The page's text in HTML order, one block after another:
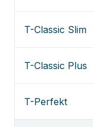
T-Classic Slim
T-Classic Plus
T-Perfekt